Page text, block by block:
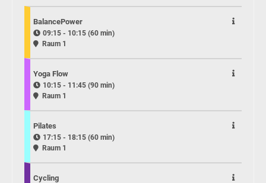
BalancePower
09:15 - 10:15 (60 min)
Raum 1
Yoga Flow
10:15 - 11:45 (90 min)
Raum 1
Pilates
17:15 - 18:15 (60 min)
Raum 1
Cycling